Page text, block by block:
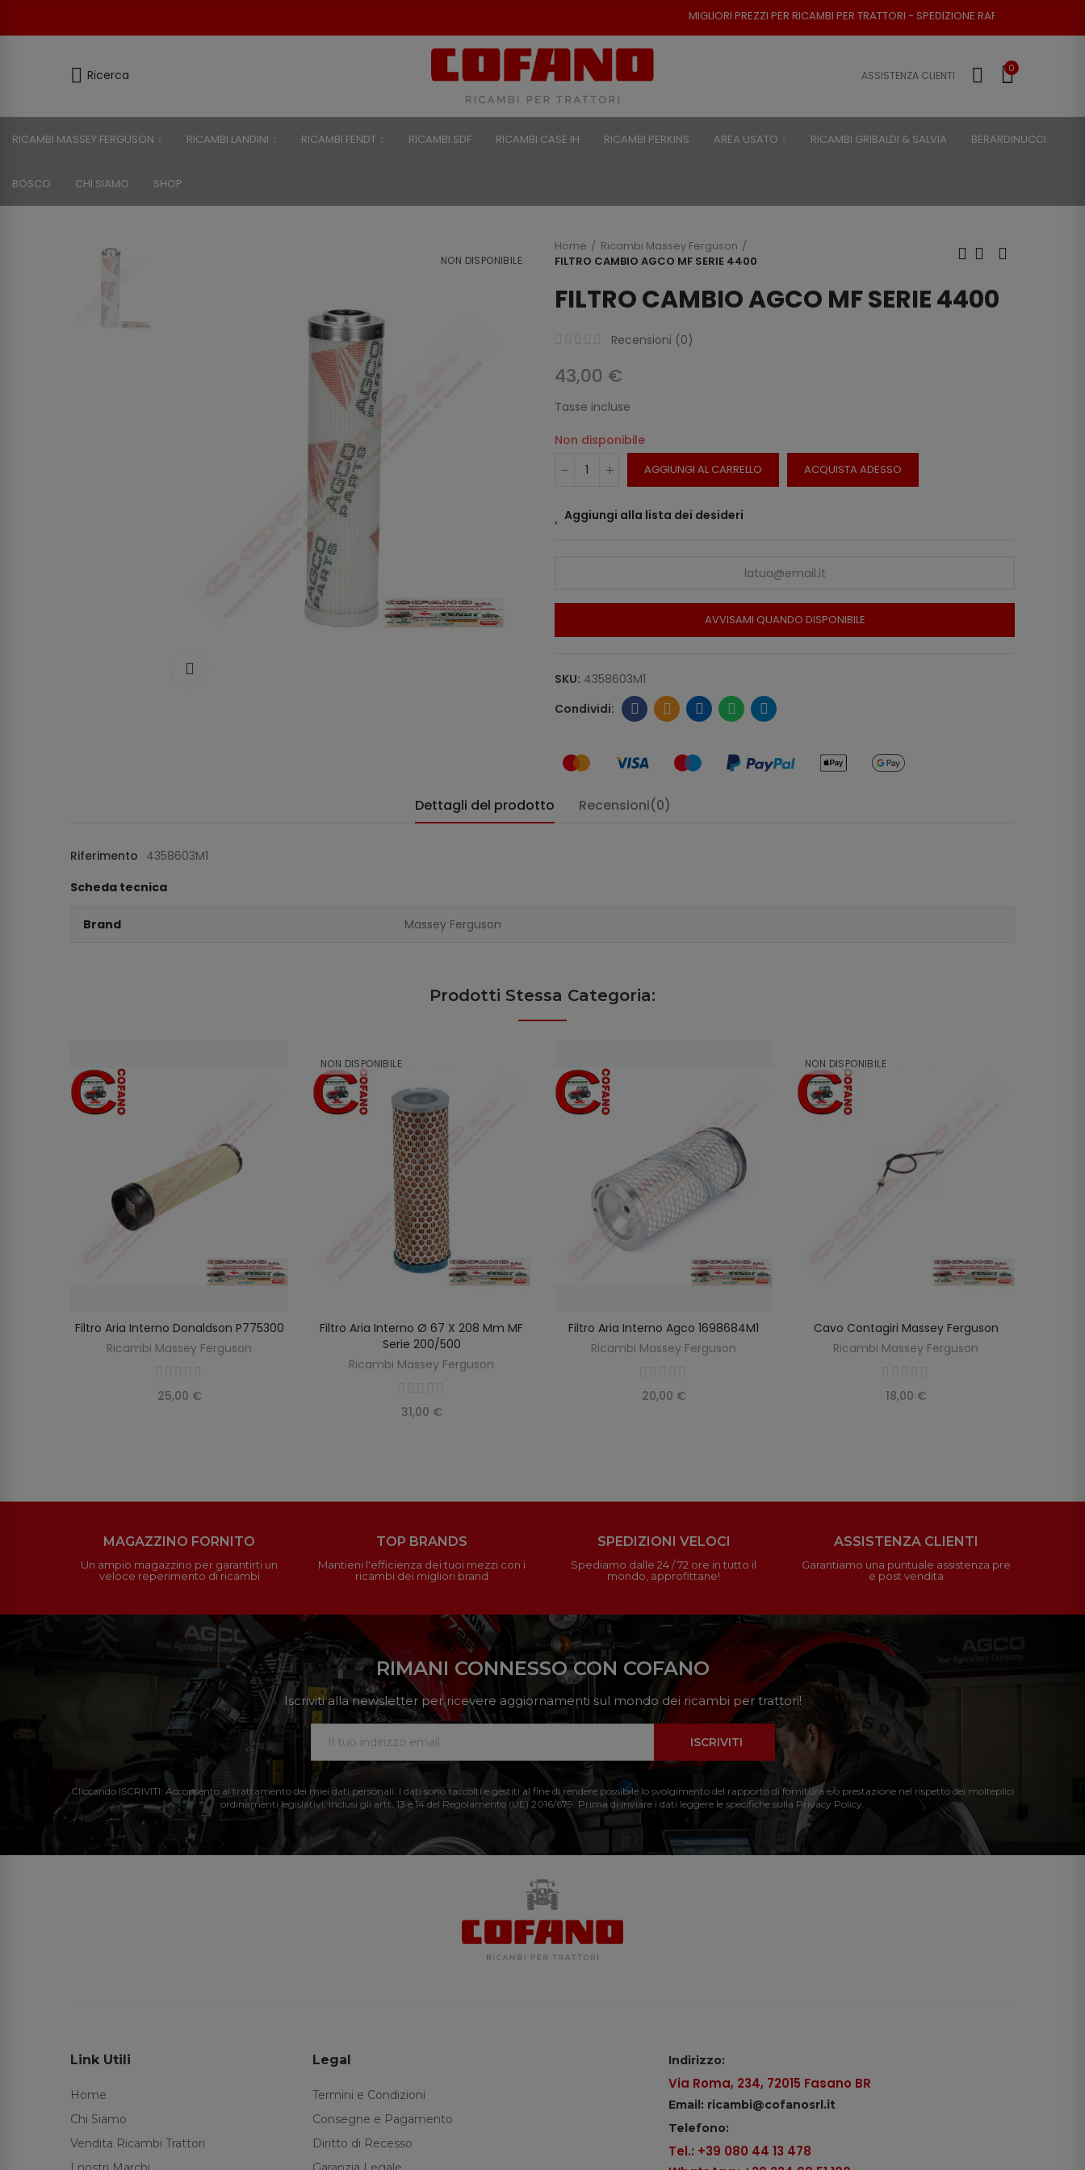
MIGLIORI PREZZI PER RICAMBI PER TRATTORI - SPEDIZIONE RAPIDA - RESO POSSIBILE
Ricerca ASSISTENZA CLIENTI
0
RICAMBI MASSEY FERGUSON RICAMBI LANDINI RICAMBI FENDT RICAMBI SDF RICAMBI CASE IH RICAMBI PERKINS AREA USATO RICAMBI GRIBALDI & SALVIA BERARDINUCCI
BOSCO CHI SIAMO SHOP
NON DISPONIBILE
Home
Ricambi Massey Ferguson
FILTRO CAMBIO AGCO MF SERIE 4400
FILTRO CAMBIO AGCO MF SERIE 4400
Recensioni (0)
43,00 €
Tasse incluse
Non disponibile
AGGIUNGI AL CARRELLO ACQUISTA ADESSO
Aggiungi alla lista dei desideri
AVVISAMI QUANDO DISPONIBILE
SKU: 4358603M1
Dettagli del prodotto Recensioni(0)
Riferimento 4358603M1
Scheda tecnica
Brand Massey Ferguson
Prodotti Stessa Categoria:
AGGIUNGI AL CARRELLO
Filtro Aria Interno Donaldson P775300
Ricambi Massey Ferguson
25,00 €
NON DISPONIBILE
SCOPRIRE
Filtro Aria Interno Ø 67 X 208 Mm MF
Serie 200/500
Ricambi Massey Ferguson
31,00 €
AGGIUNGI AL CARRELLO
Filtro Aria Interno Agco 1698684M1
Ricambi Massey Ferguson
20,00 €
NON DISPONIBILE
SCOPRIRE
Cavo Contagiri Massey Ferguson
Ricambi Massey Ferguson
18,00 €
MAGAZZINO FORNITO
Un ampio magazzino per garantirti un
veloce reperimento di ricambi
TOP BRANDS
Mantieni l'efficienza dei tuoi mezzi con i
ricambi dei migliori brand
SPEDIZIONI VELOCI
Spediamo dalle 24 / 72 ore in tutto il
mondo, approfittane!
ASSISTENZA CLIENTI
Garantiamo una puntuale assistenza pre
e post vendita
RIMANI CONNESSO CON COFANO
Iscriviti alla newsletter per ricevere aggiornamenti sul mondo dei ricambi per trattori!
ISCRIVITI
Cliccando ISCRIVITI: Acconsento al trattamento dei miei dati personali. I dati sono raccolti e gestiti al fine di rendere possibile lo svolgimento del rapporto di fornitura e/o prestazione nel rispetto dei molteplici
ordinamenti legislativi, inclusi gli artt. 13 e 14 del Regolamento (UE) 2016/679. Prima di inviare i dati leggere le specifiche sulla Privacy Policy.
Link Utili
Home
Chi Siamo
Vendita Ricambi Trattori
Legal
Termini e Condizioni
Consegne e Pagamento
Diritto di Recesso
Indirizzo:
Via Roma, 234, 72015 Fasano BR
Email: ricambi@cofanosrl.it
Telefono:
Tel.: +39 080 44 13 478